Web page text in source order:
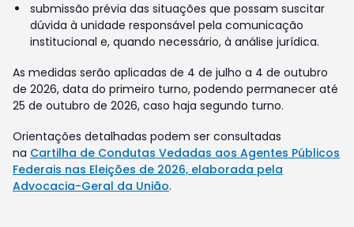
submissão prévia das situações que possam suscitar
dúvida à unidade responsável pela comunicação
institucional e, quando necessário, à análise jurídica.
As medidas serão aplicadas de 4 de julho a 4 de outubro
de 2026, data do primeiro turno, podendo permanecer até
25 de outubro de 2026, caso haja segundo turno.
Orientações detalhadas podem ser consultadas
na Cartilha de Condutas Vedadas aos Agentes Públicos
Federais nas Eleições de 2026, elaborada pela
Advocacia-Geral da União.